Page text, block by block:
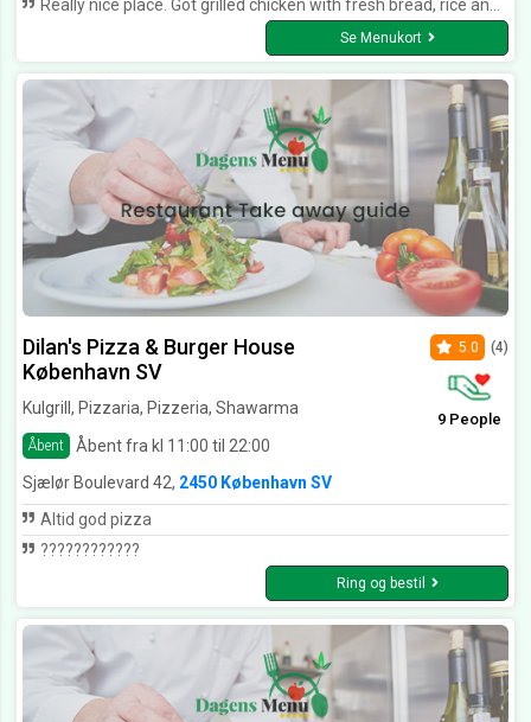
Really nice place. Got grilled chicken with fresh bread, rice and salad. Will definitely come back :)
Se Menukort
Dilan's Pizza & Burger House
København SV
Kulgrill, Pizzaria, Pizzeria, Shawarma
Åbent Åbent fra kl 11:00 til 22:00
5.0 (4)
9 People
Sjælør Boulevard 42, 2450 København SV
Altid god pizza
????????????
Ring og bestil